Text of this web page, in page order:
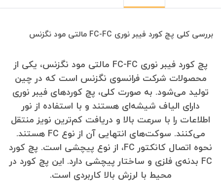
بررسی کلی پچ کورد فیبر نوری FC-FC مالتی مود نگزنس
پچ کورد فیبر نوری FC-FC مالتی مود نگزنس
، یکی از
محصولات شرکت فرانسوی نگزنس است که در چین
تولید می‌شود. به صورت کلی، پچ کوردهای فیبر نوری
دارای الیاف شیشه‌ای هستند و با استفاده از نور
اطلاعات را با سرعت بالا و دریافت کم‌ترین نویز منتقل
می‌کنند. سوکت‌های انتهایی آن از نوع FC هستند.
نحوه اتصال کانکتور FC، از نوع پیچشی است. پچ کورد
FC بدنه‌ی فلزی و ساختار پیچشی دارد. این پچ کورد در
محیط با لرزش بالا کاربردی است.